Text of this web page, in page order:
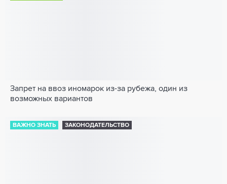
Запрет на ввоз иномарок из-за рубежа, один из
возможных вариантов
ВАЖНО ЗНАТЬ ЗАКОНОДАТЕЛЬСТВО